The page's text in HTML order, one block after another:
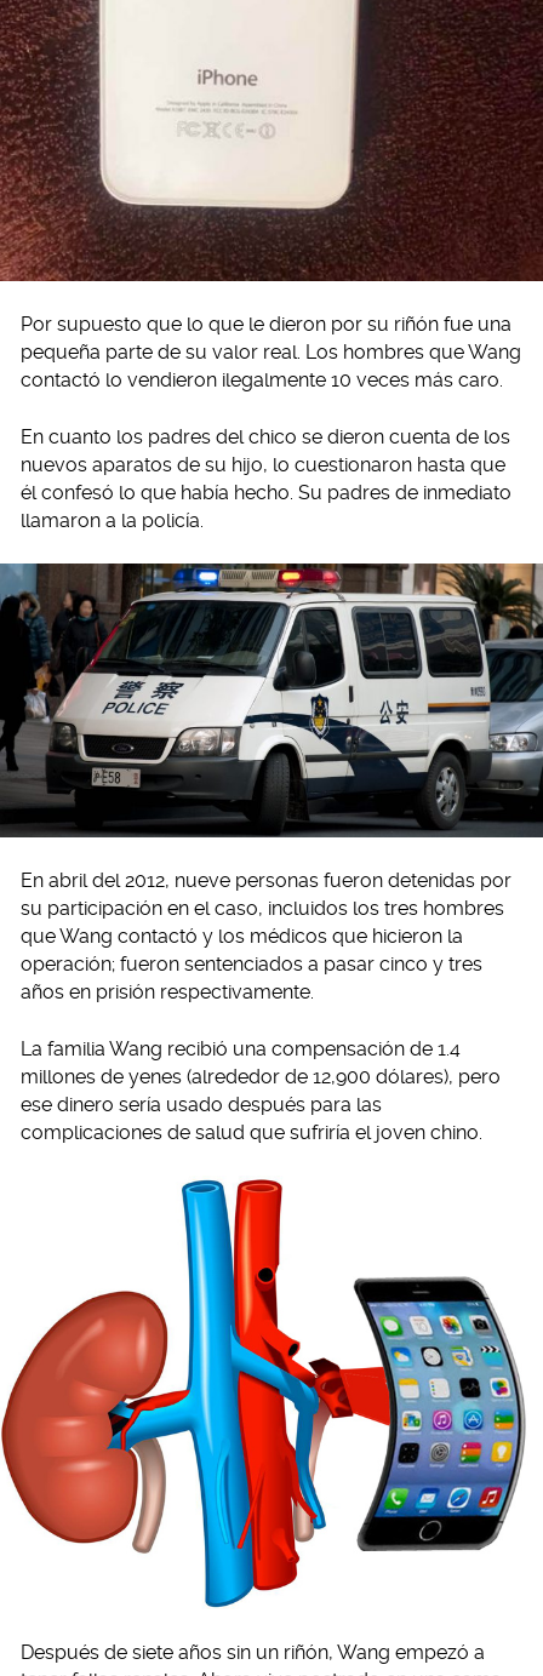
Por supuesto que lo que le dieron por su riñón fue una
pequeña parte de su valor real. Los hombres que Wang
contactó lo vendieron ilegalmente 10 veces más caro.
En cuanto los padres del chico se dieron cuenta de los
nuevos aparatos de su hijo, lo cuestionaron hasta que
él confesó lo que había hecho. Su padres de inmediato
llamaron a la policía.
En abril del 2012, nueve personas fueron detenidas por
su participación en el caso, incluidos los tres hombres
que Wang contactó y los médicos que hicieron la
operación; fueron sentenciados a pasar cinco y tres
años en prisión respectivamente.
La familia Wang recibió una compensación de 1.4
millones de yenes (alrededor de 12,900 dólares), pero
ese dinero sería usado después para las
complicaciones de salud que sufriría el joven chino.
Después de siete años sin un riñón, Wang empezó a